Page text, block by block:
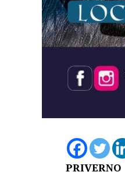
PRIVERNO